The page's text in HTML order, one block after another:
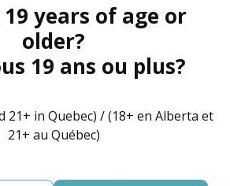
years of age or
older?
19 ans ou plus?
21+ in Quebec) / (18+ en Alberta et
21+ au Québec)